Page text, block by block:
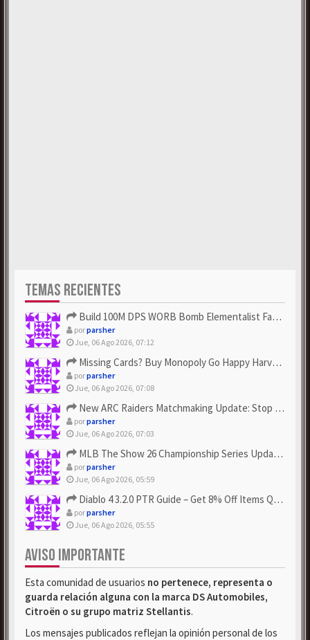
TEMAS RECIENTES
Build 100M DPS WORB Bomb Elementalist Fast - Grab POE Curren...
porparsher
Jue, 06 Ago 2026, 07:12
Missing Cards? Buy Monopoly Go Happy Harvest with Looney Tun...
porparsher
Jue, 06 Ago 2026, 07:08
New ARC Raiders Matchmaking Update: Stop Failed - Grab Bluep...
porparsher
Jue, 06 Ago 2026, 07:03
MLB The Show 26 Championship Series Update! Get Cheap & ...
porparsher
Jue, 06 Ago 2026, 05:59
Diablo 4 3.2.0 PTR Guide – Get 8% Off Items Quickly to Test ...
porparsher
Jue, 06 Ago 2026, 05:55
AVISO IMPORTANTE
Esta comunidad de usuarios no pertenece, representa o
guarda relación alguna con la marca DS Automobiles,
Citroën o su grupo matriz Stellantis.
Los mensajes publicados reflejan la opinión personal de los